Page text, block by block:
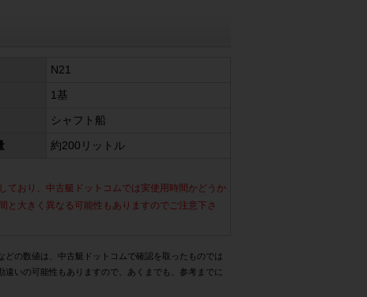
N21
1基
シャフト船
約200リットル
おり、中古艇ドットコムでは実使用時間かどうか
と大きく異なる可能性もありますのでご注意下さ
の数値は、中古艇ドットコムで確認を取ったものでは
いの可能性もありますので、あくまでも、参考までに